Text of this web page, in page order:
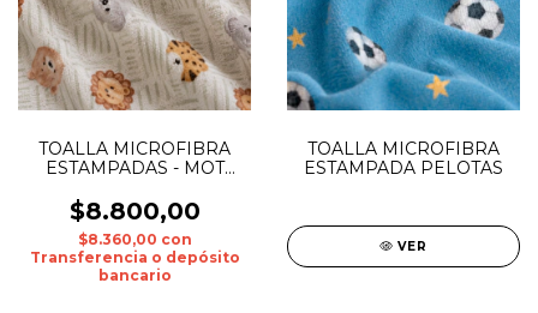
TOALLA MICROFIBRA
ESTAMPADAS - MOT
$8.800,00
$8.360,00 con
Transferencia o depósito
bancario
TOALLA MICROFIBRA
ESTAMPADA PELOTAS
VER